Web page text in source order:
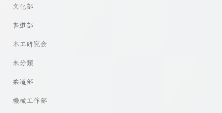
文化部
書道部
木工研究会
未分類
柔道部
機械工作部